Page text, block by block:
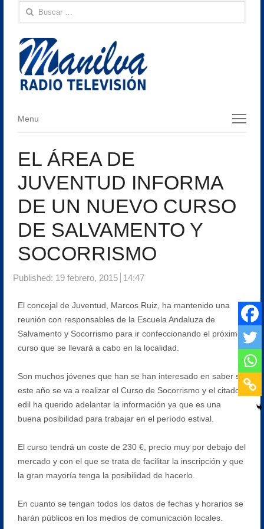
Buscar:
Menu
Menu
EL ÁREA DE
JUVENTUD INFORMA
DE UN NUEVO CURSO
DE SALVAMENTO Y
SOCORRISMO
Published: 19 febrero, 2015 14:47
El concejal de Juventud, Marcos Ruiz, ha mantenido una
reunión con responsables de la Escuela Andaluza de
Salvamento y Socorrismo para ir confeccionando el próximo
curso que se llevará a cabo en la localidad.
Son muchos jóvenes que han se han interesado en saber si
este año se va a realizar el Curso de Socorrismo y el citado
edil ha querido adelantar la información ya que es una
buena posibilidad para trabajar en el período estival.
El curso tendrá un coste de 230 €, precio muy por debajo del
mercado y con el que se trata de facilitar la inscripción y que
la gran mayoría tenga la posibilidad de hacerlo.
En cuanto se tengan todos los datos de fechas y horarios se
harán públicos en los medios de comunicación locales.